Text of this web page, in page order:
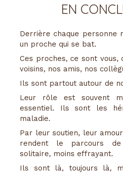
EN
Derrière chaque personne
un proche qui se bat.
Ces proches, ce sont vous,
voisins, nos amis, nos
Ils sont partout autour de
Leur rôle est souvent
essentiel. Ils sont les
maladie.
Par leur soutien, leur
rendent le parcours
solitaire, moins effrayant.
Ils sont là, toujours là,